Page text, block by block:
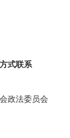
式联系
政法委员会